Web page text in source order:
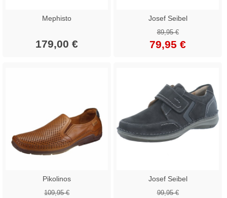
Mephisto
179,00 €
Josef Seibel
89,95 €
79,95 €
Pikolinos
109,95 €
Josef Seibel
99,95 €